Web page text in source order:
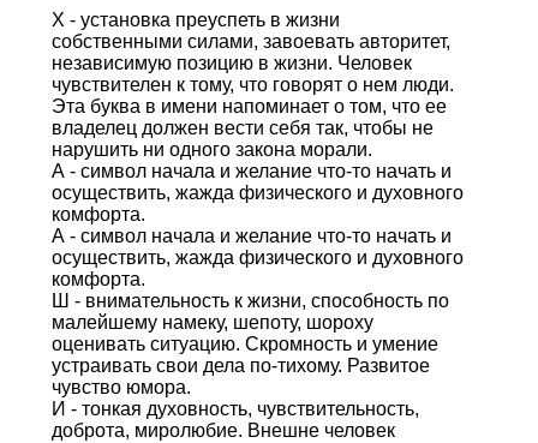
Х - установка преуспеть в жизни
собственными силами, завоевать авторитет,
независимую позицию в жизни. Человек
чувствителен к тому, что говорят о нем люди.
Эта буква в имени напоминает о том, что ее
владелец должен вести себя так, чтобы не
нарушить ни одного закона морали.
А - символ начала и желание что-то начать и
осуществить, жажда физического и духовного
комфорта.
А - символ начала и желание что-то начать и
осуществить, жажда физического и духовного
комфорта.
Ш - внимательность к жизни, способность по
малейшему намеку, шепоту, шороху
оценивать ситуацию. Скромность и умение
устраивать свои дела по-тихому. Развитое
чувство юмора.
И - тонкая духовность, чувствительность,
доброта, миролюбие. Внешне человек